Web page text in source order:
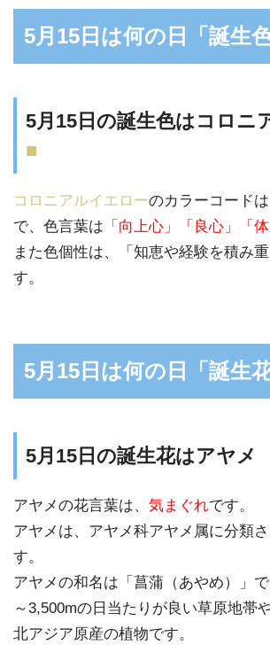
5月15日は何の日「誕生
5月15日の誕生色はコロニ
■
コロニアルイエローのカラーコードは
で、色言葉は 「向上心」「良心」「体
また色個性は、「知恵や経験を積み
す。
5月15日は何の日「誕生
5月15日の誕生花はアヤメ
アヤメの花言葉は、 気まぐれです。
アヤメは、アヤメ科アヤメ属に分類
す。
アヤメの和名は「菖蒲（あやめ）」
～3,500mの日当たりが良い草原地帯
北アジア原産の植物です。